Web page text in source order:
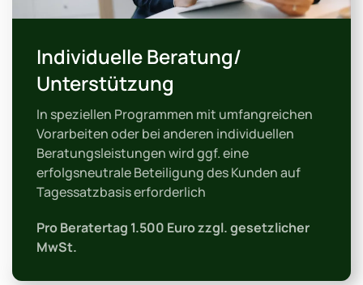
Individuelle Beratung/
Unterstützung
In speziellen Programmen mit umfangreichen
Vorarbeiten oder bei anderen individuellen
Beratungsleistungen wird ggf. eine
erfolgsneutrale Beteiligung des Kunden auf
Tagessatzbasis erforderlich
Pro Beratertag 1.500 Euro zzgl. gesetzlicher
MwSt.